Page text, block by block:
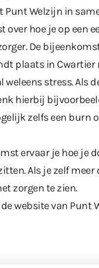
Punt Welzijn in
over hoe je op een
De
plaats in
weleens stress.
hierbij
zelfs een burn
ervaar je hoe je
Als je zelf
zorgen te zien.
website van Punt